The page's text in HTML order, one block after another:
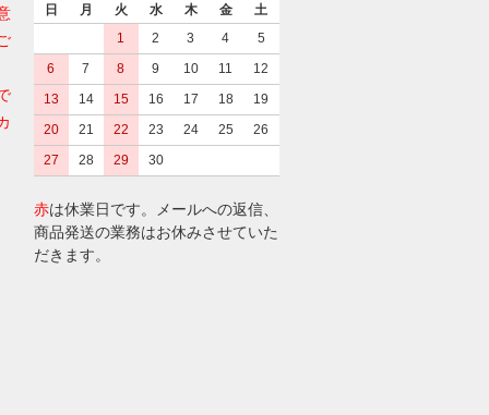
日
月 火 水 木 金
土
1
2 3 4
5
6
7 8 9 10 11
12
13
14 15 16 17 18
19
20
21 22 23 24 25
26
27
28 29 30
赤は休業日です。メールへの返信、
商品発送の業務はお休みさせていた
だきます。